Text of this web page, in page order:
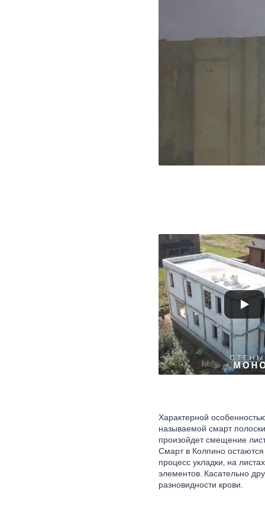
Характерной
называемой смарт
произойдет смещение
Смарт в Колпино
процесс укладки, на
элементов. Касательно
разновидности крови.